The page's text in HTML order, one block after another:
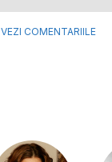
VEZI COMENTARIILE